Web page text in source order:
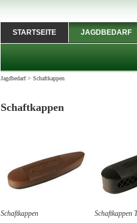
STARTSEITE JAGDBEDARF
Jagdbedarf> Schaftkappen
Schaftkappen
Schaftkappen Schaftkappen